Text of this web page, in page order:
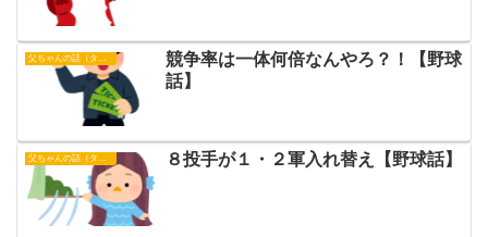
父ちゃんの話（タイガース）
競争率は一体何倍なんやろ？！【野球
話】
８投手が１・２軍入れ替え【野球話】